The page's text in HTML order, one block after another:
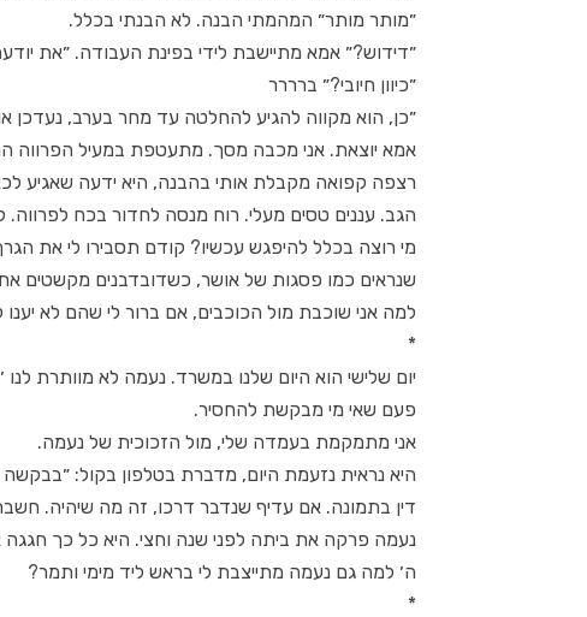
״מותר מותר״ המהמתי הבנה. לא הבנתי בכלל.
״דידוש?״ אמא מתיישבת לידי בפינת העבודה. ״את
״כיוון חיובי?״ ברררר
״כן, הוא מקווה להגיע להחלטה עד מחר בערב, נעדכן
אמא יוצאת. אני מכבה מסך. מתעטפת במעיל הפרווה
רצפה קפואה מקבלת אותי בהבנה, היא ידעה שאגיע
הגב. עננים טסים מעלי. רוח מנסה לחדור בכח
מי רוצה בכלל להיפגש עכשיו? קודם תסבירו לי את
שנראים כמו פסגות של אושר, כשדובדבנים מקשטים את
למה אני שוכבת מול הכוכבים, אם ברור לי שהם לא יענו
*
יום שלישי הוא היום שלנו במשרד. נעמה לא מוותרת
פעם שאי מי מבקשת להחסיר.
אני מתמקמת בעמדה שלי, מול הזכוכית של נעמה.
היא נראית נזעמת היום, מדברת בטלפון בקול:
דין בתמונה. אם עדיף שנדבר דרכו, זה מה שיהיה.
נעמה פרקה את ביתה לפני שנה וחצי. היא כל כך חגגה
ה׳ למה גם נעמה מתייצבת לי בראש ליד מימי ותמר?
*